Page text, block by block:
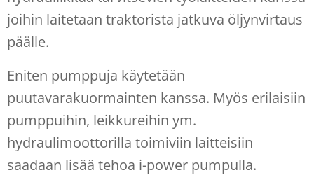
joihin laitetaan traktorista jatkuva öljynvirtaus
päälle.
Eniten pumppuja käytetään
puutavarakuormainten kanssa. Myös erilaisiin
pumppuihin, leikkureihin ym.
hydraulimoottorilla toimiviin laitteisiin
saadaan lisää tehoa i-power pumpulla.